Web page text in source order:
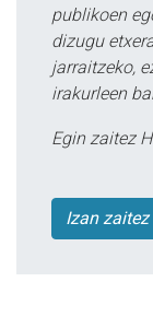
publikoen
dizugu
jarraitzeko,
irakurleen
Egin zaitez
Izan zaitez